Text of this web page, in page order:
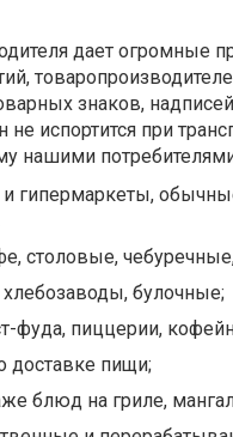
дает огромные
знаков,
испортится при
нашими потребителями
гипермаркеты,
столовые,
булочные;
фуда, пиццерии,
доставке пищи;
блюд на гриле,